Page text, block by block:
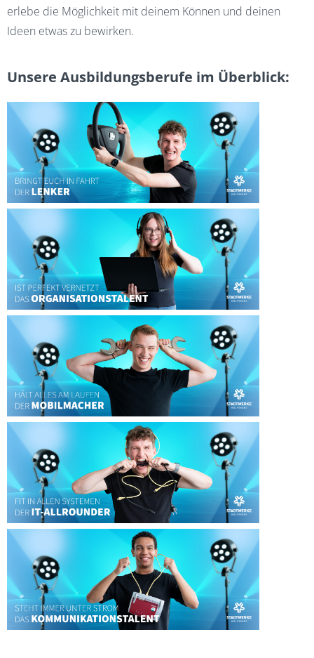
erlebe die Möglichkeit mit deinem Können und deinen
Ideen etwas zu bewirken.
Unsere Ausbildungsberufe im Überblick: